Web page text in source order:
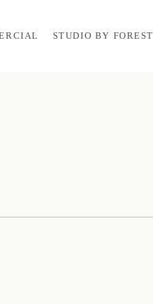
STUDIO BY FOREST